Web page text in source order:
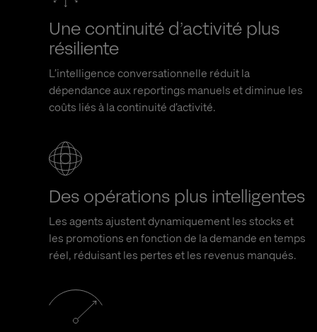
Une continuité d’activité plus
résiliente
L’intelligence conversationnelle réduit la
dépendance aux reportings manuels et diminue les
coûts liés à la continuité d’activité.
Des opérations plus intelligentes
Les agents ajustent dynamiquement les stocks et
les promotions en fonction de la demande en temps
réel, réduisant les pertes et les revenus manqués.